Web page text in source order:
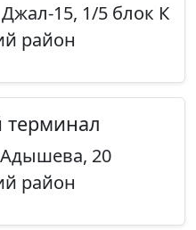
15, 1/5 блок К
район
20
район